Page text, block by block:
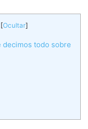
[Ocultar]
decimos todo sobre